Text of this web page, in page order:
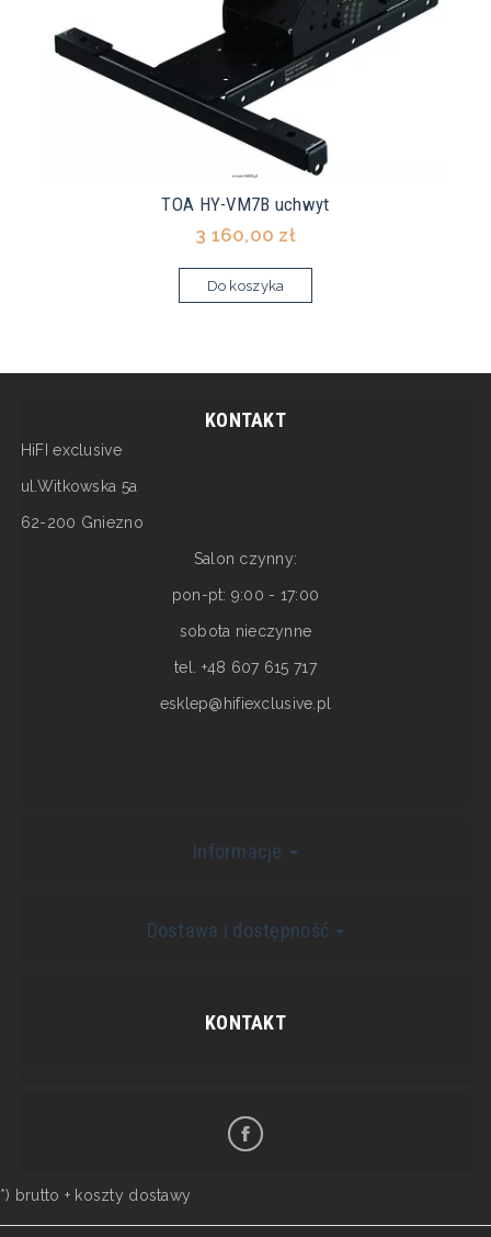
TOA HY-VM7B uchwyt
3 160,00 zł
Do koszyka
KONTAKT
HiFI exclusive
ul.Witkowska 5a
62-200 Gniezno
Salon czynny:
pon-pt: 9:00 - 17:00
sobota nieczynne
tel. +48 607 615 717
esklep@hifiexclusive.pl
Informacje
Dostawa i dostępność
KONTAKT
*) brutto + koszty dostawy